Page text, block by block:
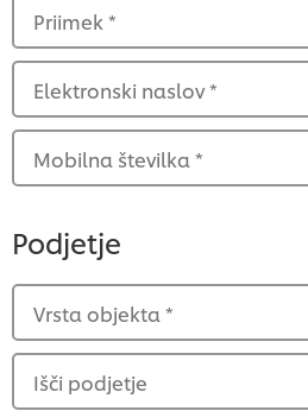
Priimek *
Elektronski naslov*
Mobilna številka *
Podjetje
Vrsta objekta *
Išči podjetje